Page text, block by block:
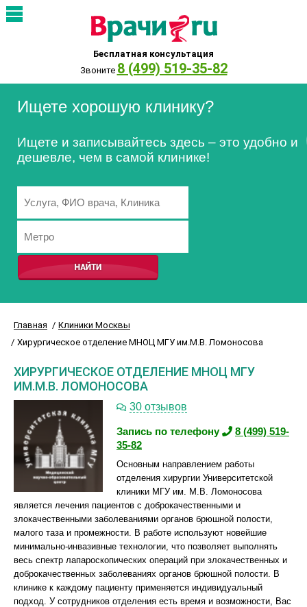
Бесплатная консультация
Звоните 8 (499) 519-35-82
Ищете хорошую клинику?
Ищете и записывайтесь здесь – это удобно и
дешевле, чем в самой клинике!
Главная
Клиники Москвы
Хирургическое отделение МНОЦ МГУ им.М.В. Ломоносова
ХИРУРГИЧЕСКОЕ ОТДЕЛЕНИЕ МНОЦ МГУ
ИМ.М.В. ЛОМОНОСОВА
30 отзывов
Запись по телефону
8 (499) 519-
35-82
Основным направлением работы
отделения хирургии Университетской
клиники МГУ им. М.В. Ломоносова
является лечения пациентов с доброкачественными и
злокачественными заболеваниями органов брюшной полости,
малого таза и промежности. В работе используют новейшие
минимально-инвазивные технологии, что позволяет выполнять
весь спектр лапароскопических операций при злокачественных и
доброкачественных заболеваниях органов брюшной полости. В
клинике к каждому пациенту применяется индивидуальный
подход. У сотрудников отделения есть время и возможности, Вас